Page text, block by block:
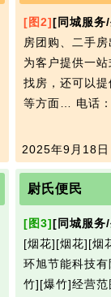
[图2][同城服务
房团购、二手
为客户提供一
找房，还可以
等方面… 电话
2025年9月18日
尉氏便民
[图3][同城服务
[烟花][烟花][烟
环旭节能科技
竹][爆竹]经营范